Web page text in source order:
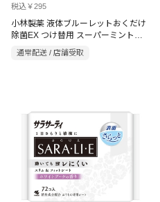
税込￥295
小林製薬 液体ブルーレットおくだけ
除菌EX つけ替用 スーパーミントの
香り 67ml
通常配送 / 店舗受取